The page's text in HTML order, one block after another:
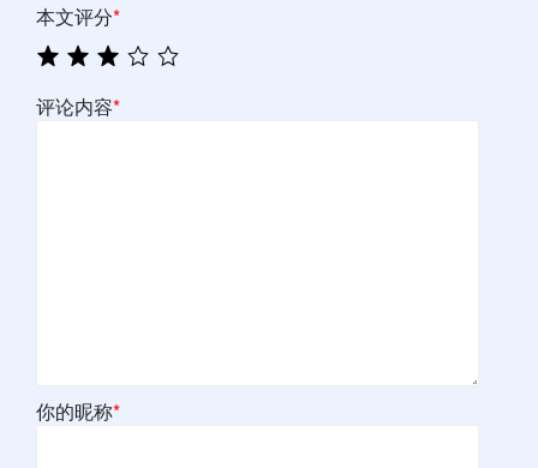
本文评分*
评论内容*
你的昵称*